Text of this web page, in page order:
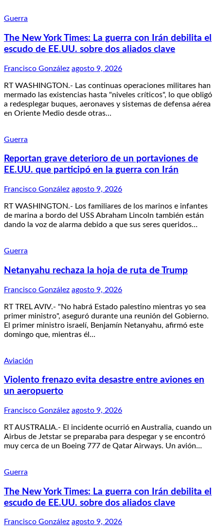
Guerra
The New York Times: La guerra con Irán debilita el
escudo de EE.UU. sobre dos aliados clave
Francisco González agosto 9, 2026
RT WASHINGTON.- Las continuas operaciones militares han
mermado las existencias hasta "niveles críticos", lo que obligó
a redesplegar buques, aeronaves y sistemas de defensa aérea
en Oriente Medio desde otras…
Guerra
Reportan grave deterioro de un portaviones de
EE.UU. que participó en la guerra con Irán
Francisco González agosto 9, 2026
RT WASHINGTON.- Los familiares de los marinos e infantes
de marina a bordo del USS Abraham Lincoln también están
dando la voz de alarma debido a que sus seres queridos…
Guerra
Netanyahu rechaza la hoja de ruta de Trump
Francisco González agosto 9, 2026
RT TREL AVIV.- "No habrá Estado palestino mientras yo sea
primer ministro", aseguró durante una reunión del Gobierno.
El primer ministro israelí, Benjamín Netanyahu, afirmó este
domingo que, mientras él…
Aviación
Violento frenazo evita desastre entre aviones en
un aeropuerto
Francisco González agosto 9, 2026
RT AUSTRALIA.- El incidente ocurrió en Australia, cuando un
Airbus de Jetstar se preparaba para despegar y se encontró
muy cerca de un Boeing 777 de Qatar Airways. Un avión…
Guerra
The New York Times: La guerra con Irán debilita el
escudo de EE.UU. sobre dos aliados clave
Francisco González agosto 9, 2026